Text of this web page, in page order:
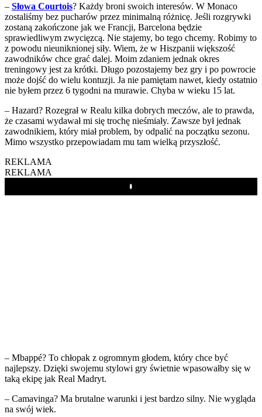
– Słowa Courtois? Każdy broni swoich interesów. W Monaco
zostaliśmy bez pucharów przez minimalną różnicę. Jeśli rozgrywki
zostaną zakończone jak we Francji, Barcelona będzie
sprawiedliwym zwycięzcą. Nie stajemy, bo tego chcemy. Robimy to
z powodu nieuniknionej siły. Wiem, że w Hiszpanii większość
zawodników chce grać dalej. Moim zdaniem jednak okres
treningowy jest za krótki. Długo pozostajemy bez gry i po powrocie
może dojść do wielu kontuzji. Ja nie pamiętam nawet, kiedy ostatnio
nie byłem przez 6 tygodni na murawie. Chyba w wieku 15 lat.
– Hazard? Rozegrał w Realu kilka dobrych meczów, ale to prawda,
że czasami wydawał mi się trochę nieśmiały. Zawsze był jednak
zawodnikiem, który miał problem, by odpalić na początku sezonu.
Mimo wszystko przepowiadam mu tam wielką przyszłość.
REKLAMA
REKLAMA
Play
– Mbappé? To chłopak z ogromnym głodem, który chce być
najlepszy. Dzięki swojemu stylowi gry świetnie wpasowałby się w
taką ekipę jak Real Madryt.
– Camavinga? Ma brutalne warunki i jest bardzo silny. Nie wygląda
na swój wiek.